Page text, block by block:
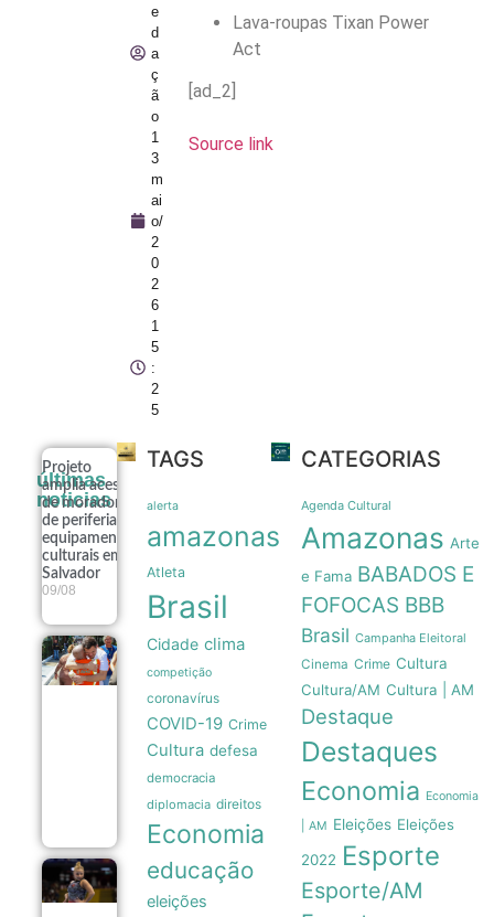
e
d
a
ç
ã
o
1
3
m
ai
o/
2
0
2
6
1
5
:
2
5
Lava-roupas Tixan Power
Act
[ad_2]
Source link
últimas
noticias
Projeto
amplia acesso
de moradores
de periferia a
equipamentos
culturais em
Salvador
09/08
Renato
Junior
celebra Dia
dos Pais em
Manaus
com foco
acolhimento
familiar
09/08
Flávia
Saraiva
domina
TAGS
alerta
amazonas
Atleta
Brasil
Cidade clima
competição
coronavírus
COVID-19 Crime
Cultura defesa
democracia
diplomacia direitos
Economia
educação
eleições
CATEGORIAS
Agenda Cultural
Amazonas Arte
e Fama BABADOS E
FOFOCAS BBB
Brasil Campanha Eleitoral
Cinema Crime Cultura
Cultura/AM Cultura | AM
Destaque
Destaques
Economia Economia
| AM Eleições Eleições
2022 Esporte
Esporte/AM